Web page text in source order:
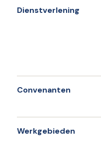
Dienstverlening
Convenanten
Werkgebieden